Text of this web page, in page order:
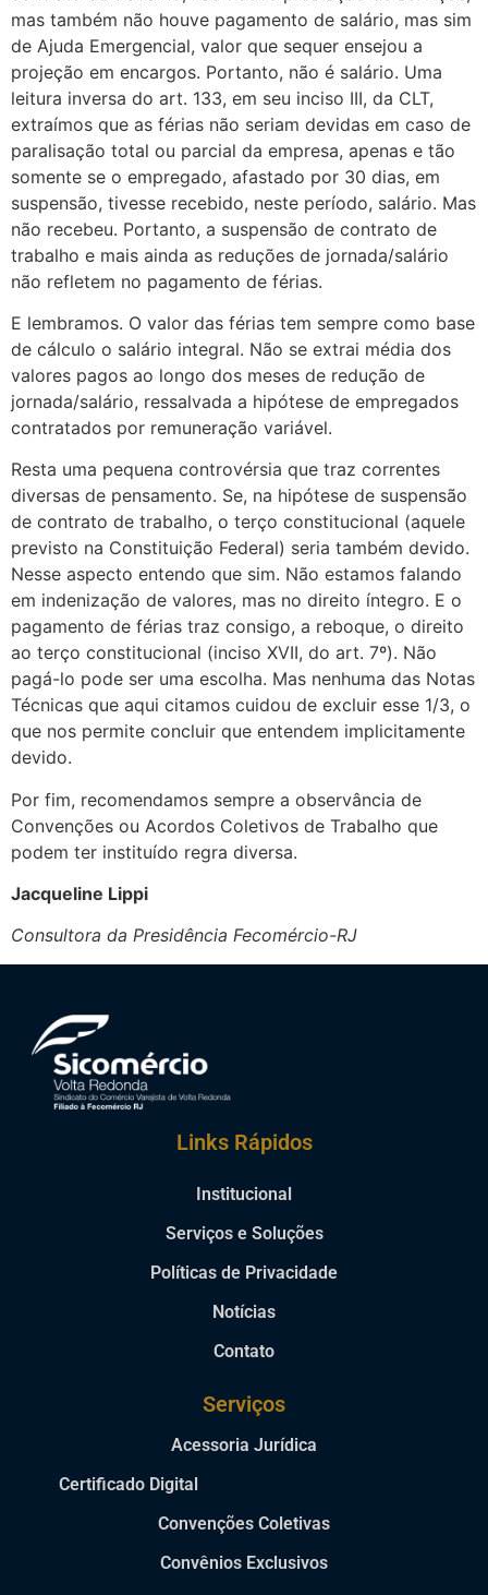
mas também não houve pagamento de salário, mas sim
de Ajuda Emergencial, valor que sequer ensejou a
projeção em encargos. Portanto, não é salário. Uma
leitura inversa do art. 133, em seu inciso III, da CLT,
extraímos que as férias não seriam devidas em caso de
paralisação total ou parcial da empresa, apenas e tão
somente se o empregado, afastado por 30 dias, em
suspensão, tivesse recebido, neste período, salário. Mas
não recebeu. Portanto, a suspensão de contrato de
trabalho e mais ainda as reduções de jornada/salário
não refletem no pagamento de férias.
E lembramos. O valor das férias tem sempre como base
de cálculo o salário integral. Não se extrai média dos
valores pagos ao longo dos meses de redução de
jornada/salário, ressalvada a hipótese de empregados
contratados por remuneração variável.
Resta uma pequena controvérsia que traz correntes
diversas de pensamento. Se, na hipótese de suspensão
de contrato de trabalho, o terço constitucional (aquele
previsto na Constituição Federal) seria também devido.
Nesse aspecto entendo que sim. Não estamos falando
em indenização de valores, mas no direito íntegro. E o
pagamento de férias traz consigo, a reboque, o direito
ao terço constitucional (inciso XVII, do art. 7º). Não
pagá-lo pode ser uma escolha. Mas nenhuma das Notas
Técnicas que aqui citamos cuidou de excluir esse 1/3, o
que nos permite concluir que entendem implicitamente
devido.
Por fim, recomendamos sempre a observância de
Convenções ou Acordos Coletivos de Trabalho que
podem ter instituído regra diversa.
Jacqueline Lippi
Consultora da Presidência Fecomércio-RJ
Links Rápidos
Institucional
Serviços e Soluções
Políticas de Privacidade
Notícias
Contato
Serviços
Acessoria Jurídica
Certificado Digital
Convenções Coletivas
Convênios Exclusivos